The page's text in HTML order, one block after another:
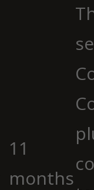
11
months